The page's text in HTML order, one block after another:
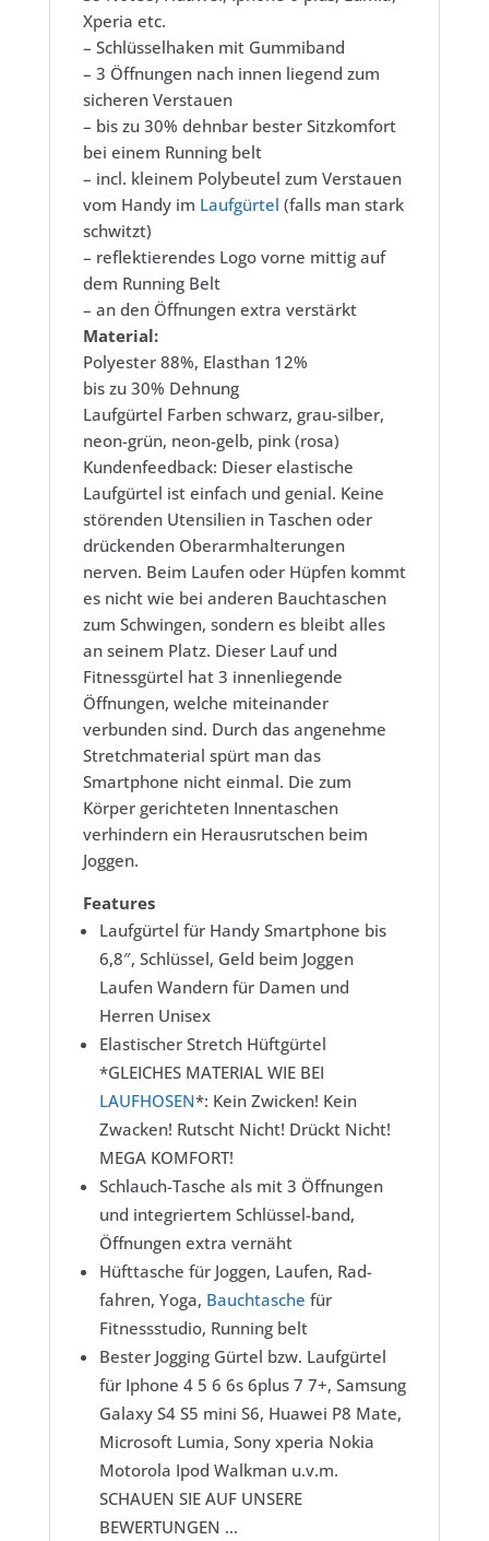
Xperia etc.
– Schlüsselhaken mit Gummiband
– 3 Öffnungen nach innen liegend zum
sicheren Verstauen
– bis zu 30% dehnbar bester Sitzkomfort
bei einem Running belt
– incl. kleinem Polybeutel zum Verstauen
vom Handy im Laufgürtel (falls man stark
schwitzt)
– reflektierendes Logo vorne mittig auf
dem Running Belt
– an den Öffnungen extra verstärkt
Material:
Polyester 88%, Elasthan 12%
bis zu 30% Dehnung
Laufgürtel Farben schwarz, grau-silber,
neon-grün, neon-gelb, pink (rosa)
Kundenfeedback: Dieser elastische
Laufgürtel ist einfach und genial. Keine
störenden Utensilien in Taschen oder
drückenden Oberarmhalterungen
nerven. Beim Laufen oder Hüpfen kommt
es nicht wie bei anderen Bauchtaschen
zum Schwingen, sondern es bleibt alles
an seinem Platz. Dieser Lauf und
Fitnessgürtel hat 3 innenliegende
Öffnungen, welche miteinander
verbunden sind. Durch das angenehme
Stretchmaterial spürt man das
Smartphone nicht einmal. Die zum
Körper gerichteten Innentaschen
verhindern ein Herausrutschen beim
Joggen.
Features
Laufgürtel für Handy Smartphone bis
6,8″, Schlüssel, Geld beim Joggen
Laufen Wandern für Damen und
Herren Unisex
Elastischer Stretch Hüftgürtel
*GLEICHES MATERIAL WIE BEI
LAUFHOSEN*: Kein Zwicken! Kein
Zwacken! Rutscht Nicht! Drückt Nicht!
MEGA KOMFORT!
Schlauch-Tasche als mit 3 Öffnungen
und integriertem Schlüssel-band,
Öffnungen extra vernäht
Hüfttasche für Joggen, Laufen, Rad-
fahren, Yoga, Bauchtasche für
Fitnessstudio, Running belt
Bester Jogging Gürtel bzw. Laufgürtel
für Iphone 4 5 6 6s 6plus 7 7+, Samsung
Galaxy S4 S5 mini S6, Huawei P8 Mate,
Microsoft Lumia, Sony xperia Nokia
Motorola Ipod Walkman u.v.m.
SCHAUEN SIE AUF UNSERE
BEWERTUNGEN …